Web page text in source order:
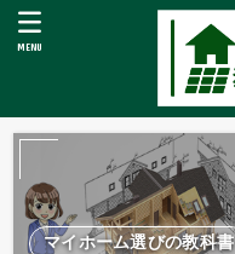
MENU
マイホーム選びの教科書